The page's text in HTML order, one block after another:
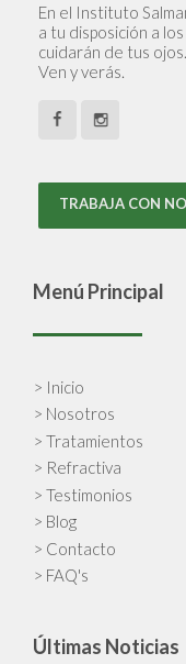
En el Instituto
a tu disposición a
cuidarán de tus ojos.
Ven y verás.
TRABAJA CON
Menú Principal
> Inicio
> Nosotros
> Tratamientos
> Refractiva
> Testimonios
> Blog
> Contacto
> FAQ's
Últimas Noticias